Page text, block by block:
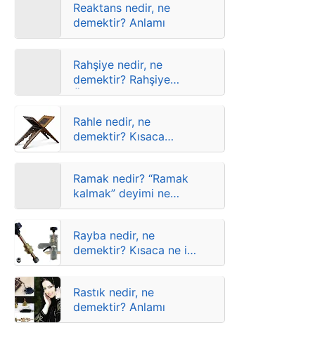
Reaktans nedir, ne
demektir? Anlamı
Rahşiye nedir, ne
demektir? Rahşiye
Örneği ve Anlamı
Rahle nedir, ne
demektir? Kısaca
anlamı
Ramak nedir? “Ramak
kalmak” deyimi ne
demektir? Anlamları
Rayba nedir, ne
demektir? Kısaca ne işe
yarar?
Rastık nedir, ne
demektir? Anlamı